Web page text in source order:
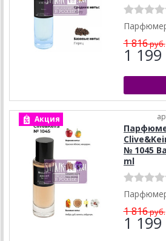
1 816руб.
1 199
Акция
№ 1045
ml
1 816руб.
1 199